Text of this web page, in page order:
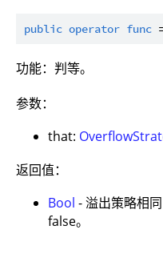
public operator func
功能：判等。
参数：
that:
返回值：
Bool - 溢出策略相
false。